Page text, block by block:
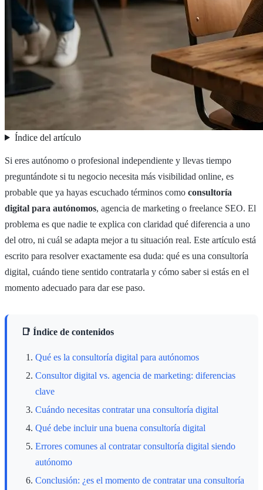
Índice del artículo
Si eres autónomo o profesional independiente y llevas tiempo
preguntándote si tu negocio necesita más visibilidad online, es
probable que ya hayas escuchado términos como consultoría
digital para autónomos, agencia de marketing o freelance SEO. El
problema es que nadie te explica con claridad qué diferencia a uno
del otro, ni cuál se adapta mejor a tu situación real. Este artículo está
escrito para resolver exactamente esa duda: qué es una consultoría
digital, cuándo tiene sentido contratarla y cómo saber si estás en el
momento adecuado para dar ese paso.
📑 Índice de contenidos
Qué es la consultoría digital para autónomos
Consultor digital vs. agencia de marketing: diferencias
clave
Cuándo necesitas contratar una consultoría digital
Qué debe incluir una buena consultoría digital
Errores comunes al contratar consultoría digital siendo
autónomo
Conclusión: ¿es el momento de contratar una consultoría